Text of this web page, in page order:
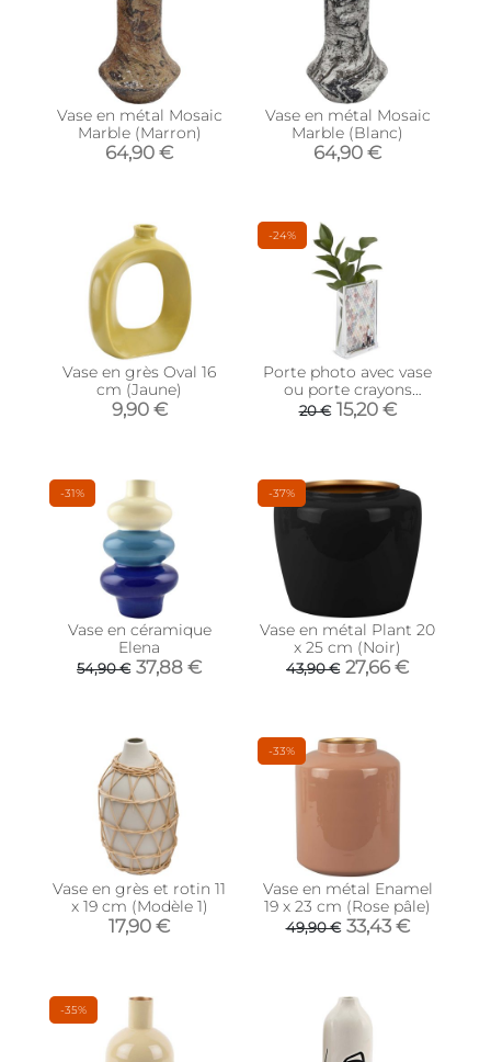
Vase en métal Mosaic
Marble (Marron)
64,90 €
Vase en métal Mosaic
Marble (Blanc)
64,90 €
Vase en grès Oval 16
cm (Jaune)
9,90 €
-24%
Porte photo avec vase
ou porte crayons
intégré Optic
(Transparent)
20 € 15,20 €
-31%
Vase en céramique
Elena
54,90 € 37,88 €
-37%
Vase en métal Plant 20
x 25 cm (Noir)
43,90 € 27,66 €
Vase en grès et rotin 11
x 19 cm (Modèle 1)
17,90 €
-33%
Vase en métal Enamel
19 x 23 cm (Rose pâle)
49,90 € 33,43 €
-35%